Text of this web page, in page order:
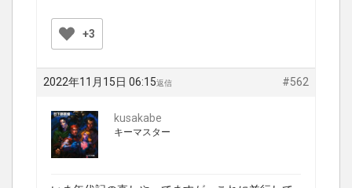
+3
2022年11月15日 06:15 #562
返信
kusakabe
キーマスター